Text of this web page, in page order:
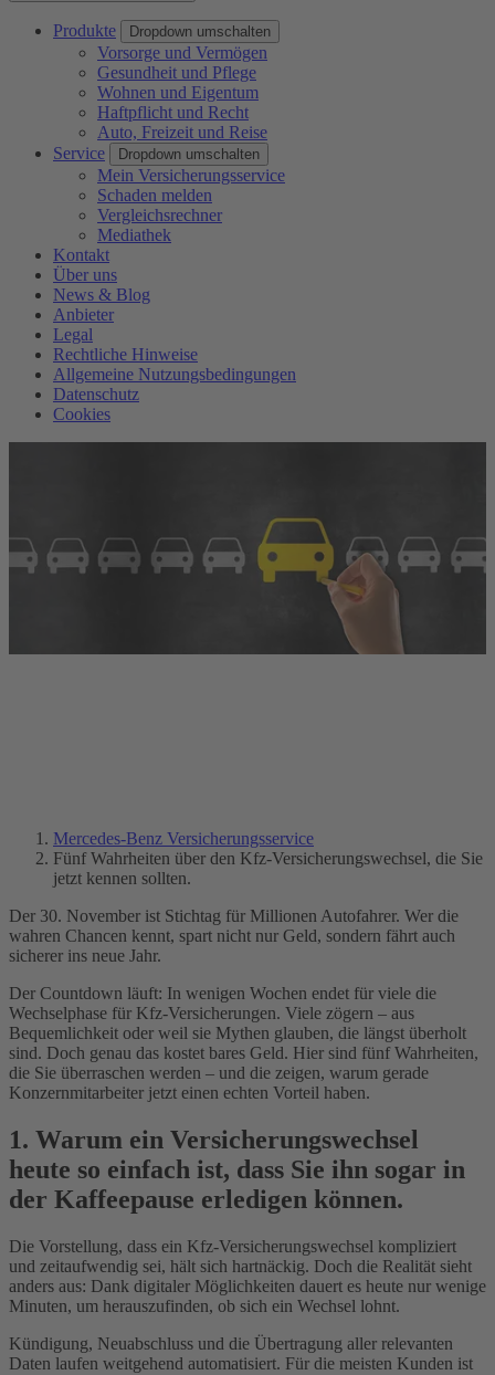
Produkte Dropdown umschalten
Vorsorge und Vermögen
Gesundheit und Pflege
Wohnen und Eigentum
Haftpflicht und Recht
Auto, Freizeit und Reise
Service
Dropdown umschalten
Mein Versicherungsservice
Schaden melden
Vergleichsrechner
Mediathek
Kontakt
Über uns
News & Blog
Anbieter
Legal
Rechtliche Hinweise
Allgemeine Nutzungsbedingungen
Datenschutz
Cookies
Mercedes-Benz Versicherungsservice
Fünf Wahrheiten über den Kfz-Versicherungswechsel, die Sie
jetzt kennen sollten.
Der 30. November ist Stichtag für Millionen Autofahrer. Wer die
wahren Chancen kennt, spart nicht nur Geld, sondern fährt auch
sicherer ins neue Jahr.
Der Countdown läuft: In wenigen Wochen endet für viele die
Wechselphase für Kfz-Versicherungen. Viele zögern – aus
Bequemlichkeit oder weil sie Mythen glauben, die längst überholt
sind. Doch genau das kostet bares Geld. Hier sind fünf Wahrheiten,
die Sie überraschen werden – und die zeigen, warum gerade
Konzernmitarbeiter jetzt einen echten Vorteil haben.
1. Warum ein Versicherungswechsel
heute so einfach ist, dass Sie ihn sogar in
der Kaffeepause erledigen können.
Die Vorstellung, dass ein Kfz-Versicherungswechsel kompliziert
und zeitaufwendig sei, hält sich hartnäckig. Doch die Realität sieht
anders aus: Dank digitaler Möglichkeiten dauert es heute nur wenige
Minuten, um herauszufinden, ob sich ein Wechsel lohnt.
Kündigung, Neuabschluss und die Übertragung aller relevanten
Daten laufen weitgehend automatisiert. Für die meisten Kunden ist